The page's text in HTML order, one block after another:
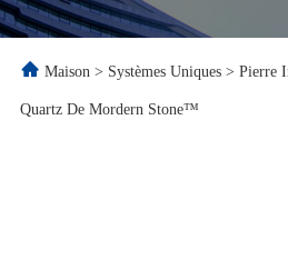
Maison > Systèmes Uniques > Pierre
Quartz De Mordern Stone™